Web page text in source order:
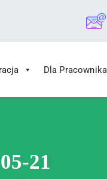
Dla Pracownika
21